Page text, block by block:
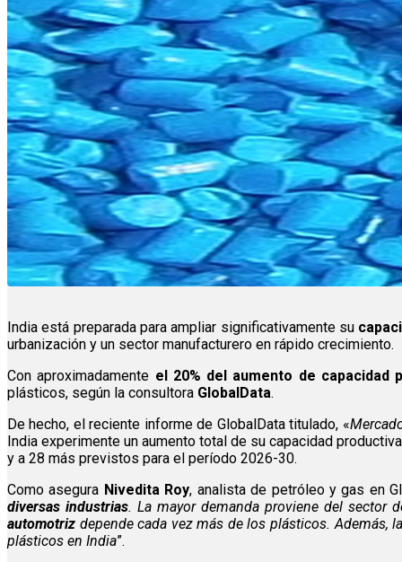
India está preparada para ampliar significativamente su
urbanización y un sector manufacturero en rápido crecimiento.
Con aproximadamente el 20% del aumento de capacidad
plásticos, según la consultora GlobalData.
De hecho, el reciente informe de GlobalData titulado, «
India experimente un aumento total de su capacidad
y a 28 más previstos para el período 2026-30.
Como asegura Nivedita Roy, analista de petróleo y gas en
diversas industrias. La mayor demanda proviene del sector
automotriz depende cada vez más de los plásticos. Además,
plásticos en India”.